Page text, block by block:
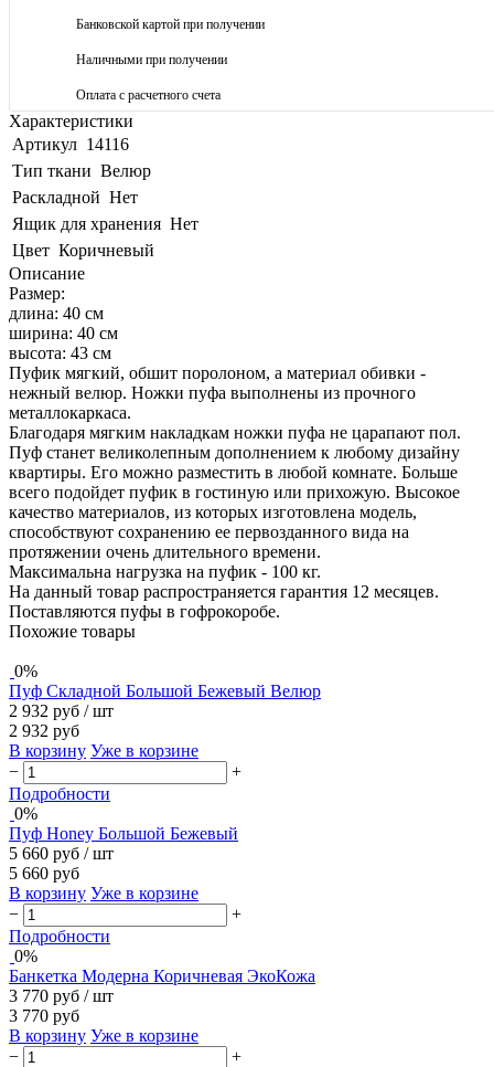
Банковской картой при получении
Наличными при получении
Оплата с расчетного счета
Характеристики
Артикул 14116
Тип ткани Велюр
Раскладной Нет
Ящик для хранения Нет
Цвет Коричневый
Описание
Размер:
длина: 40 см
ширина: 40 см
высота: 43 см
Пуфик мягкий, обшит поролоном, а материал обивки -
нежный велюр. Ножки пуфа выполнены из прочного
металлокаркаса.
Благодаря мягким накладкам ножки пуфа не царапают пол.
Пуф станет великолепным дополнением к любому дизайну
квартиры. Его можно разместить в любой комнате. Больше
всего подойдет пуфик в гостиную или прихожую. Высокое
качество материалов, из которых изготовлена модель,
способствуют сохранению ее первозданного вида на
протяжении очень длительного времени.
Максимальна нагрузка на пуфик - 100 кг.
На данный товар распространяется гарантия 12 месяцев.
Поставляются пуфы в гофрокоробе.
Похожие товары
0%
Пуф Складной Большой Бежевый Велюр
2 932 руб / шт
2 932 руб
В корзину Уже в корзине
−
+
Подробности
0%
Пуф Honey Большой Бежевый
5 660 руб / шт
5 660 руб
В корзину Уже в корзине
−
+
Подробности
0%
Банкетка Модерна Коричневая ЭкоКожа
3 770 руб / шт
3 770 руб
В корзину Уже в корзине
−
+